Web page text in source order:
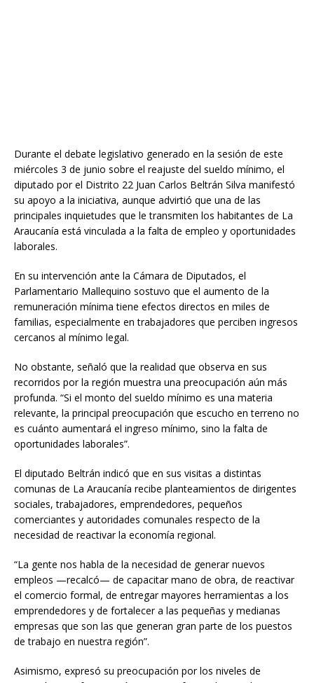
Durante el debate legislativo generado en la sesión de este
miércoles 3 de junio sobre el reajuste del sueldo mínimo, el
diputado por el Distrito 22 Juan Carlos Beltrán Silva manifestó
su apoyo a la iniciativa, aunque advirtió que una de las
principales inquietudes que le transmiten los habitantes de La
Araucanía está vinculada a la falta de empleo y oportunidades
laborales.
En su intervención ante la Cámara de Diputados, el
Parlamentario Mallequino sostuvo que el aumento de la
remuneración mínima tiene efectos directos en miles de
familias, especialmente en trabajadores que perciben ingresos
cercanos al mínimo legal.
No obstante, señaló que la realidad que observa en sus
recorridos por la región muestra una preocupación aún más
profunda. “Si el monto del sueldo mínimo es una materia
relevante, la principal preocupación que escucho en terreno no
es cuánto aumentará el ingreso mínimo, sino la falta de
oportunidades laborales”.
El diputado Beltrán indicó que en sus visitas a distintas
comunas de La Araucanía recibe planteamientos de dirigentes
sociales, trabajadores, emprendedores, pequeños
comerciantes y autoridades comunales respecto de la
necesidad de reactivar la economía regional.
“La gente nos habla de la necesidad de generar nuevos
empleos —recalcó— de capacitar mano de obra, de reactivar
el comercio formal, de entregar mayores herramientas a los
emprendedores y de fortalecer a las pequeñas y medianas
empresas que son las que generan gran parte de los puestos
de trabajo en nuestra región”.
Asimismo, expresó su preocupación por los niveles de